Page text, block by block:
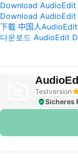
Download
Download
下载 中国人
다운로드 AudioEdit
Testversion
Sicheres